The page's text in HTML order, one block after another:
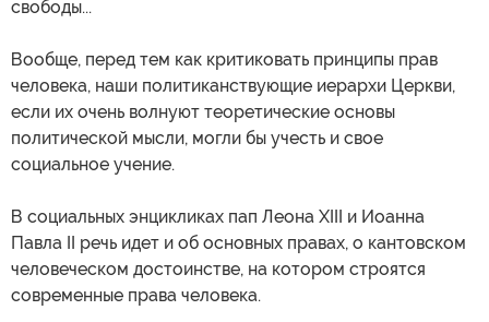
свободы...
Вообще, перед тем как критиковать принципы прав
человека, наши политиканствующие иерархи Церкви,
если их очень волнуют теоретические основы
политической мысли, могли бы учесть и свое
социальное учение.
В социальных энцикликах пап Леона XIII и Иоанна
Павла II речь идет и об основных правах, о кантовском
человеческом достоинстве, на котором строятся
современные права человека.